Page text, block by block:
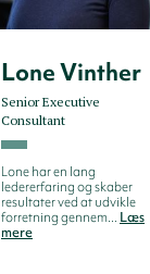
Lone Vinther
Senior Executive
Consultant
Lone har en lang
ledererfaring og skaber
resultater ved at udvikle
forretning gennem... Læs
mere